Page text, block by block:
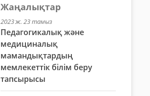
Жаңалықтар
2023 ж. 23 тамыз
Педагогикалық және
медициналық
мамандықтардың
мемлекеттік білім беру
тапсырысы